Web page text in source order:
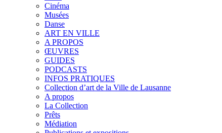
Cinéma
Musées
Danse
ART EN VILLE
A PROPOS
ŒUVRES
GUIDES
PODCASTS
INFOS PRATIQUES
Collection d’art de la Ville de Lausanne
A propos
La Collection
Prêts
Médiation